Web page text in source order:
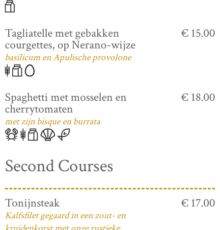
Tagliatelle met gebakken
courgettes, op Nerano-wijze
basilicum en Apulische provolone
€ 15.00
Spaghetti met mosselen en
cherrytomaten
met zijn bisque en burrata
€ 18.00
Second Courses
Tonijnsteak
Kalfsfilet gegaard in een zout- en
€ 17.00